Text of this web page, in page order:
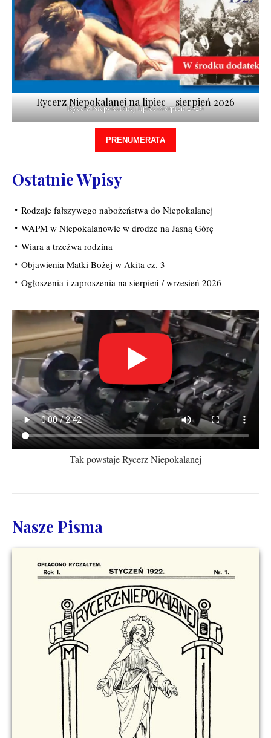
Rycerz Niepokalanej lipiec-sierpień 2026
Rycerz Niepokalanej na lipiec - sierpień 2026
PRENUMERATA
Ostatnie Wpisy
Rodzaje fałszywego nabożeństwa do Niepokalanej
WAPM w Niepokalanowie w drodze na Jasną Górę
Wiara a trzeźwa rodzina
Objawienia Matki Bożej w Akita cz. 3
Ogłoszenia i zaproszenia na sierpień / wrzesień 2026
Tak powstaje Rycerz Niepokalanej
Nasze Pisma